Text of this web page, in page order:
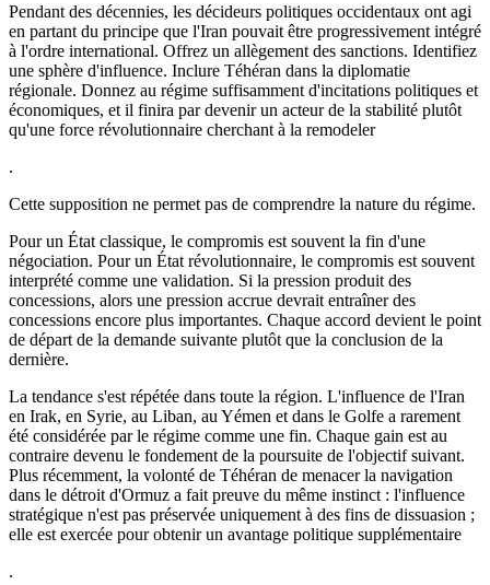
Pendant des décennies, les décideurs politiques occidentaux ont agi
en partant du principe que l'Iran pouvait être progressivement intégré
à l'ordre international. Offrez un allègement des sanctions. Identifiez
une sphère d'influence. Inclure Téhéran dans la diplomatie
régionale. Donnez au régime suffisamment d'incitations politiques et
économiques, et il finira par devenir un acteur de la stabilité plutôt
qu'une force révolutionnaire cherchant à la remodeler
.
Cette supposition ne permet pas de comprendre la nature du régime.
Pour un État classique, le compromis est souvent la fin d'une
négociation. Pour un État révolutionnaire, le compromis est souvent
interprété comme une validation. Si la pression produit des
concessions, alors une pression accrue devrait entraîner des
concessions encore plus importantes. Chaque accord devient le point
de départ de la demande suivante plutôt que la conclusion de la
dernière.
La tendance s'est répétée dans toute la région. L'influence de l'Iran
en Irak, en Syrie, au Liban, au Yémen et dans le Golfe a rarement
été considérée par le régime comme une fin. Chaque gain est au
contraire devenu le fondement de la poursuite de l'objectif suivant.
Plus récemment, la volonté de Téhéran de menacer la navigation
dans le détroit d'Ormuz a fait preuve du même instinct : l'influence
stratégique n'est pas préservée uniquement à des fins de dissuasion ;
elle est exercée pour obtenir un avantage politique supplémentaire
.